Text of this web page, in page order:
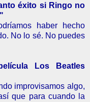
éxito si Ringo no
haber hecho
No lo sé. No puedes
Los Beatles
improvisamos algo,
que para cuando la